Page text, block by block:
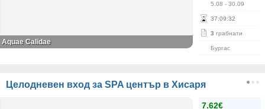
5.08 - 30.09
37:09:32
3 грабнати
Бургас
Aquae Calidae
Целодневен вход за SPA център в Хисаря
7.62€